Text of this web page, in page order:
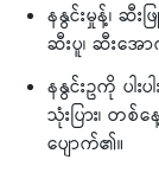
နနွင်းမှုန့်၊ ဆီး
ဆီးပူ၊ ဆီးအော
နနွင်းဥကို ပါး
သုံးပြား၊ တ
ပျောက်၏။